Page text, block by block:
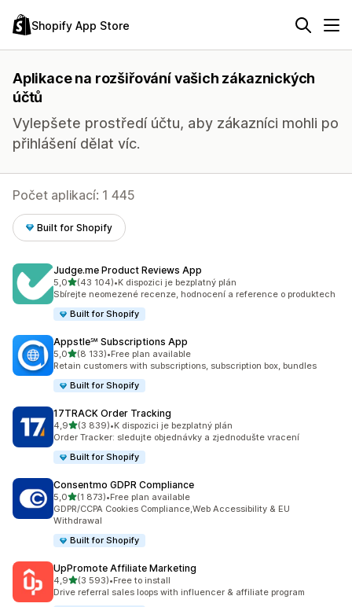
Shopify App Store
Aplikace na rozšiřování vašich zákaznických
účtů
Vylepšete prostředí účtu, aby zákazníci mohli po
přihlášení dělat víc.
Počet aplikací: 1 445
Built for Shopify
Judge.me Product Reviews App
5,0z 5 hvězd
(43 104)
Celkový počet recenzí: 43104
•K dispozici je bezplatný plán
Sbírejte neomezené recenze, hodnocení a reference o produktech
Built for Shopify
Appstle℠ Subscriptions App
5,0z 5 hvězd
(8 133)
Celkový počet recenzí: 8133
•Free plan available
Retain customers with subscriptions, subscription box, bundles
Built for Shopify
17TRACK Order Tracking
4,9z 5 hvězd
(3 839)
Celkový počet recenzí: 3839
•K dispozici je bezplatný plán
Order Tracker: sledujte objednávky a zjednodušte vracení
Built for Shopify
Consentmo GDPR Compliance
5,0z 5 hvězd
(1 873)
Celkový počet recenzí: 1873
•Free plan available
GDPR/CCPA Cookies Compliance,Web Accessibility & EU
Withdrawal
Built for Shopify
UpPromote Affiliate Marketing
4,9z 5 hvězd
(3 593)
Celkový počet recenzí: 3593
•Free to install
Drive referral sales loops with influencer & affiliate program